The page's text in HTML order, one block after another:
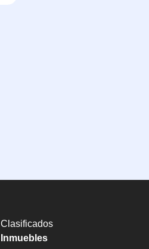
Clasificados
Inmuebles